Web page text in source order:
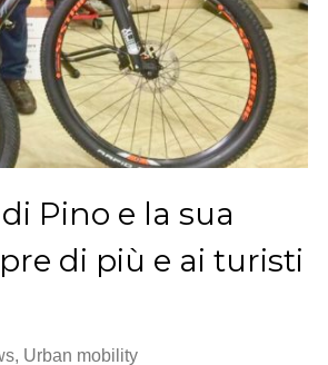
Pino e la sua
di più e ai turisti
, Urban mobility